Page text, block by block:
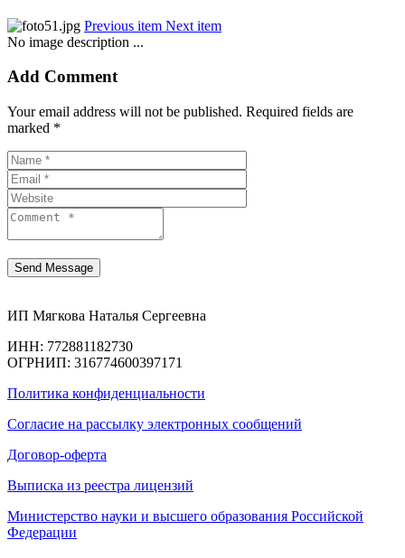
Previous item Next item
No image description ...
Add Comment
Your email address will not be published. Required fields are
marked *
ИП Мягкова Наталья Сергеевна
ИНН: 772881182730
ОГРНИП: 316774600397171
Политика конфиденциальности
Согласие на рассылку электронных сообщений
Договор-оферта
Выписка из реестра лицензий
Министерство науки и высшего образования Российской
Федерации